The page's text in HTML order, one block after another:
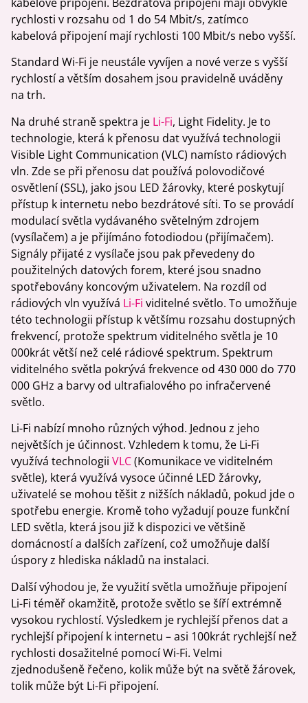
rychlosti v rozsahu od 1 do 54 Mbit/s, zatímco
kabelová připojení mají rychlosti 100 Mbit/s nebo vyšší.
Standard Wi-Fi je neustále vyvíjen a nové verze s vyšší
rychlostí a větším dosahem jsou pravidelně uváděny
na trh.
Na druhé straně spektra je Li-Fi, Light Fidelity. Je to
technologie, která k přenosu dat využívá technologii
Visible Light Communication (VLC) namísto rádiových
vln. Zde se při přenosu dat používá polovodičové
osvětlení (SSL), jako jsou LED žárovky, které poskytují
přístup k internetu nebo bezdrátové síti. To se provádí
modulací světla vydávaného světelným zdrojem
(vysílačem) a je přijímáno fotodiodou (přijímačem).
Signály přijaté z vysílače jsou pak převedeny do
použitelných datových forem, které jsou snadno
spotřebovány koncovým uživatelem. Na rozdíl od
rádiových vln využívá Li-Fi viditelné světlo. To umožňuje
této technologii přístup k většímu rozsahu dostupných
frekvencí, protože spektrum viditelného světla je 10
000krát větší než celé rádiové spektrum. Spektrum
viditelného světla pokrývá frekvence od 430 000 do 770
000 GHz a barvy od ultrafialového po infračervené
světlo.
Li-Fi nabízí mnoho různých výhod. Jednou z jeho
největších je účinnost. Vzhledem k tomu, že Li-Fi
využívá technologii VLC(Komunikace ve viditelném
světle), která využívá vysoce účinné LED žárovky,
uživatelé se mohou těšit z nižších nákladů, pokud jde o
spotřebu energie. Kromě toho vyžadují pouze funkční
LED světla, která jsou již k dispozici ve většině
domácností a dalších zařízení, což umožňuje další
úspory z hlediska nákladů na instalaci.
Další výhodou je, že využití světla umožňuje připojení
Li-Fi téměř okamžitě, protože světlo se šíří extrémně
vysokou rychlostí. Výsledkem je rychlejší přenos dat a
rychlejší připojení k internetu – asi 100krát rychlejší než
rychlosti dosažitelné pomocí Wi-Fi. Velmi
zjednodušeně řečeno, kolik může být na světě žárovek,
tolik může být Li-Fi připojení.